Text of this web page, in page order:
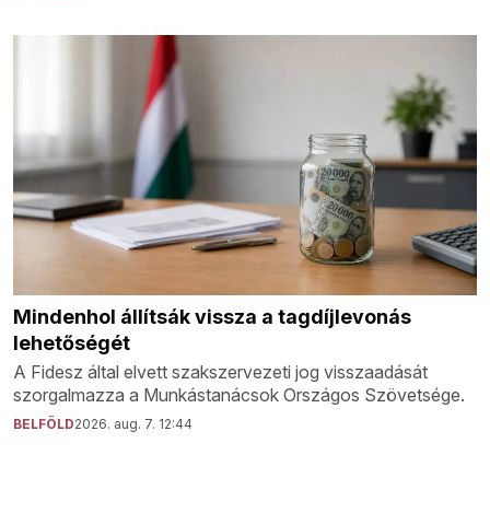
Mindenhol állítsák vissza a tagdíjlevonás
lehetőségét
A Fidesz által elvett szakszervezeti jog visszaadását
szorgalmazza a Munkástanácsok Országos Szövetsége.
BELFÖLD2026. aug. 7. 12:44